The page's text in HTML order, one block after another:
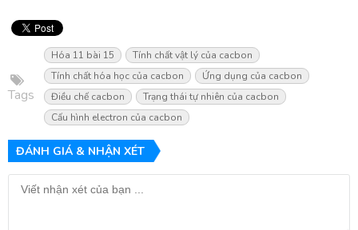
Tags
Hóa 11 bài 15
Tính chất vật lý của cacbon
Tính chất hóa học của cacbon
Ứng dụng của cacbon
Điều chế cacbon
Trạng thái tự nhiên của cacbon
Cấu hình electron của cacbon
ĐÁNH GIÁ & NHẬN XÉT